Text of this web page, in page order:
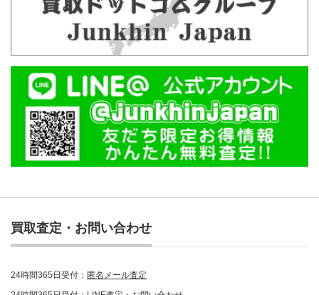
買取査定・お問い合わせ
24時間365日受付： 匿名メール査定